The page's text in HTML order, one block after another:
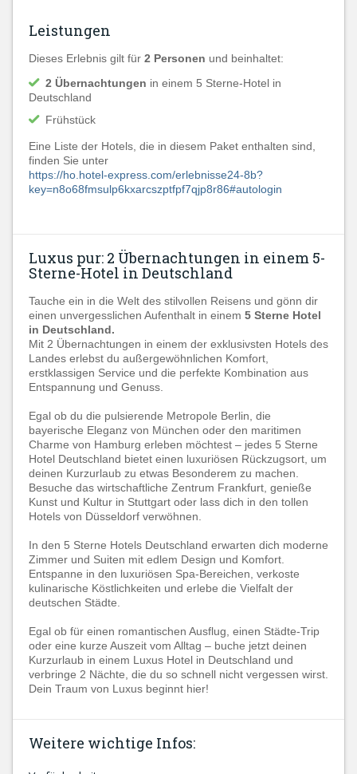
Leistungen
Dieses Erlebnis gilt für 2 Personen und beinhaltet:
2 Übernachtungen in einem 5 Sterne-Hotel in
Deutschland
Frühstück
Eine Liste der Hotels, die in diesem Paket enthalten sind,
finden Sie unter
https://ho.hotel-express.com/erlebnisse24-8b?
key=n8o68fmsulp6kxarcszptfpf7qjp8r86#autologin
Luxus pur: 2 Übernachtungen in einem 5-
Sterne-Hotel in Deutschland
Tauche ein in die Welt des stilvollen Reisens und gönn dir
einen unvergesslichen Aufenthalt in einem 5 Sterne Hotel
in Deutschland.
Mit 2 Übernachtungen in einem der exklusivsten Hotels des
Landes erlebst du außergewöhnlichen Komfort,
erstklassigen Service und die perfekte Kombination aus
Entspannung und Genuss.
Egal ob du die pulsierende Metropole Berlin, die
bayerische Eleganz von München oder den maritimen
Charme von Hamburg erleben möchtest – jedes 5 Sterne
Hotel Deutschland bietet einen luxuriösen Rückzugsort, um
deinen Kurzurlaub zu etwas Besonderem zu machen.
Besuche das wirtschaftliche Zentrum Frankfurt, genieße
Kunst und Kultur in Stuttgart oder lass dich in den tollen
Hotels von Düsseldorf verwöhnen.
In den 5 Sterne Hotels Deutschland erwarten dich moderne
Zimmer und Suiten mit edlem Design und Komfort.
Entspanne in den luxuriösen Spa-Bereichen, verkoste
kulinarische Köstlichkeiten und erlebe die Vielfalt der
deutschen Städte.
Egal ob für einen romantischen Ausflug, einen Städte-Trip
oder eine kurze Auszeit vom Alltag – buche jetzt deinen
Kurzurlaub in einem Luxus Hotel in Deutschland und
verbringe 2 Nächte, die du so schnell nicht vergessen wirst.
Dein Traum von Luxus beginnt hier!
Weitere wichtige Infos: